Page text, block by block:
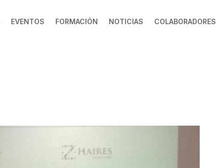
EVENTOS FORMACIÓN NOTICIAS COLABORADORES